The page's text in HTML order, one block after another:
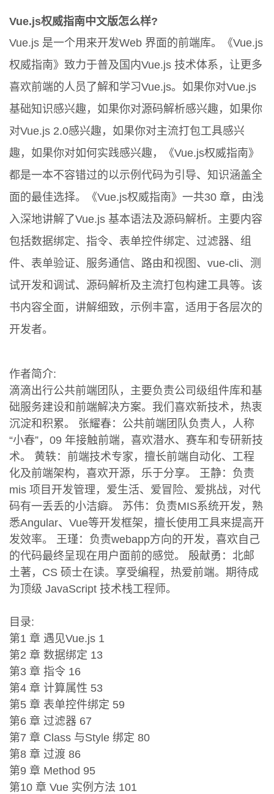
Vue.js权威指南中文版怎么样?
Vue.js 是一个用来开发Web 界面的前端库。《Vue.js
权威指南》致力于普及国内Vue.js 技术体系，让更多
喜欢前端的人员了解和学习Vue.js。如果你对Vue.js
基础知识感兴趣，如果你对源码解析感兴趣，如果你
对Vue.js 2.0感兴趣，如果你对主流打包工具感兴
趣，如果你对如何实践感兴趣，《Vue.js权威指南》
都是一本不容错过的以示例代码为引导、知识涵盖全
面的最佳选择。《Vue.js权威指南》一共30 章，由浅
入深地讲解了Vue.js 基本语法及源码解析。主要内容
包括数据绑定、指令、表单控件绑定、过滤器、组
件、表单验证、服务通信、路由和视图、vue-cli、测
试开发和调试、源码解析及主流打包构建工具等。该
书内容全面，讲解细致，示例丰富，适用于各层次的
开发者。
作者简介:
滴滴出行公共前端团队，主要负责公司级组件库和基
础服务建设和前端解决方案。我们喜欢新技术，热衷
沉淀和积累。 张耀春：公共前端团队负责人，人称
“小春”，09 年接触前端，喜欢潜水、赛车和专研新技
术。 黄轶：前端技术专家，擅长前端自动化、工程
化及前端架构，喜欢开源，乐于分享。 王静：负责
mis 项目开发管理，爱生活、爱冒险、爱挑战，对代
码有一丢丢的小洁癖。 苏伟：负责MIS系统开发，熟
悉Angular、Vue等开发框架，擅长使用工具来提高开
发效率。 王瑾：负责webapp方向的开发，喜欢自己
的代码最终呈现在用户面前的感觉。 殷献勇：北邮
土著，CS 硕士在读。享受编程，热爱前端。期待成
为顶级 JavaScript 技术栈工程师。
目录:
第1 章 遇见Vue.js 1
第2 章 数据绑定 13
第3 章 指令 16
第4 章 计算属性 53
第5 章 表单控件绑定 59
第6 章 过滤器 67
第7 章 Class 与Style 绑定 80
第8 章 过渡 86
第9 章 Method 95
第10 章 Vue 实例方法 101